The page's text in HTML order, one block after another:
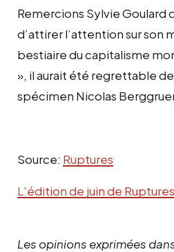
Remercions Sylvie Goulard
d’attirer l’attention sur son
bestiaire du capitalisme
», il aurait été regrettable
spécimen Nicolas
Source: Ruptures
L’édition de juin de
Les opinions exprimées